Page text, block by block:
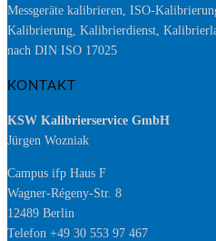
Messgeräte kalibrieren, ISO-
Kalibrierung, Kalibrierdienst,
nach DIN ISO 17025
KONTAKT
KSW Kalibrierservice GmbH
Jürgen Wozniak
Campus ifp Haus F
Wagner-Régeny-Str. 8
12489 Berlin
Telefon +49 30 553 97 467